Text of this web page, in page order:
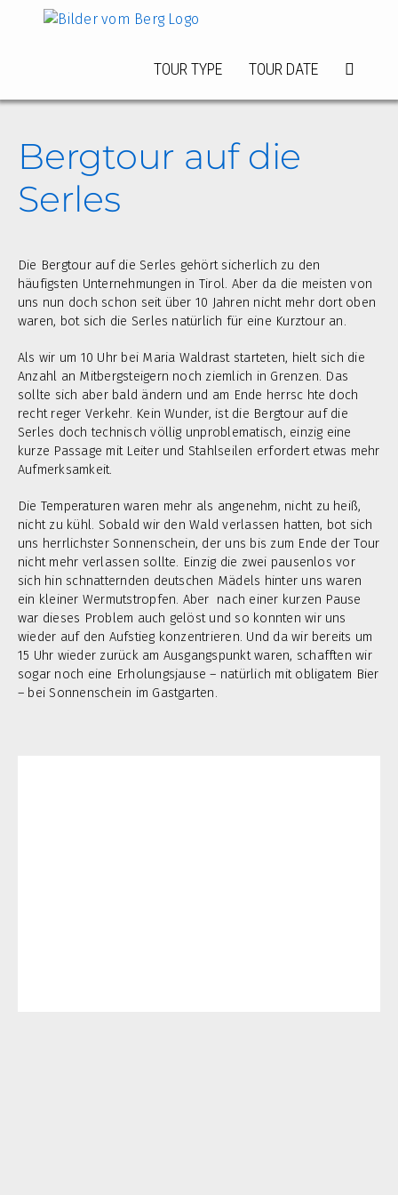
TOUR TYPE TOUR DATE
Bergtour auf die
Serles
Die Bergtour auf die Serles gehört sicherlich zu den
häufigsten Unternehmungen in Tirol. Aber da die meisten von
uns nun doch schon seit über 10 Jahren nicht mehr dort oben
waren, bot sich die Serles natürlich für eine Kurztour an.
Als wir um 10 Uhr bei Maria Waldrast starteten, hielt sich die
Anzahl an Mitbergsteigern noch ziemlich in Grenzen. Das
sollte sich aber bald ändern und am Ende herrsc hte doch
recht reger Verkehr. Kein Wunder, ist die Bergtour auf die
Serles doch technisch völlig unproblematisch, einzig eine
kurze Passage mit Leiter und Stahlseilen erfordert etwas mehr
Aufmerksamkeit.
Die Temperaturen waren mehr als angenehm, nicht zu heiß,
nicht zu kühl. Sobald wir den Wald verlassen hatten, bot sich
uns herrlichster Sonnenschein, der uns bis zum Ende der Tour
nicht mehr verlassen sollte. Einzig die zwei pausenlos vor
sich hin schnatternden deutschen Mädels hinter uns waren
ein kleiner Wermutstropfen. Aber nach einer kurzen Pause
war dieses Problem auch gelöst und so konnten wir uns
wieder auf den Aufstieg konzentrieren. Und da wir bereits um
15 Uhr wieder zurück am Ausgangspunkt waren, schafften wir
sogar noch eine Erholungsjause – natürlich mit obligatem Bier
– bei Sonnenschein im Gastgarten.